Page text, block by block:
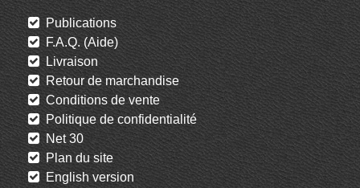
Publications
F.A.Q. (Aide)
Livraison
Retour de marchandise
Conditions de vente
Politique de confidentialité
Net 30
Plan du site
English version